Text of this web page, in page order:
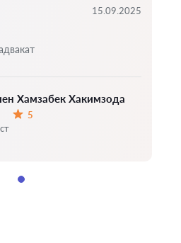
Хамзабек Хакимзода
5
15.09.2025